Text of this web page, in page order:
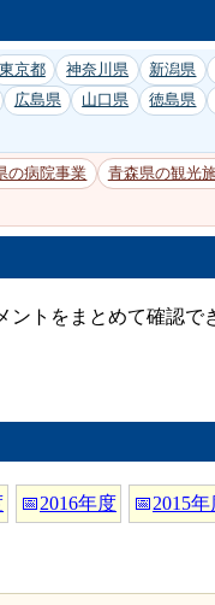
東京都 神奈川県 新潟県
広島県 山口県 徳島県
の病院事業 青森県の観光
トをまとめて確認で
📅2016年度 📅2015年